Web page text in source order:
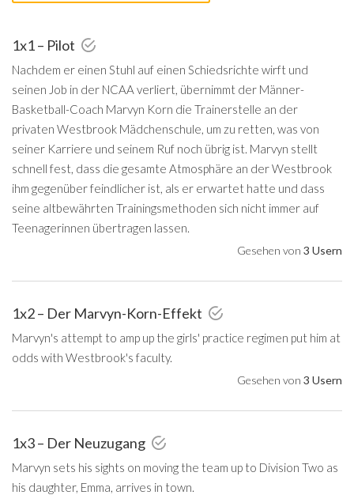
1x1 – Pilot
Nachdem er einen Stuhl auf einen Schiedsrichte wirft und
seinen Job in der NCAA verliert, übernimmt der Männer-
Basketball-Coach Marvyn Korn die Trainerstelle an der
privaten Westbrook Mädchenschule, um zu retten, was von
seiner Karriere und seinem Ruf noch übrig ist. Marvyn stellt
schnell fest, dass die gesamte Atmosphäre an der Westbrook
ihm gegenüber feindlicher ist, als er erwartet hatte und dass
seine altbewährten Trainingsmethoden sich nicht immer auf
Teenagerinnen übertragen lassen.
Gesehen von 3 Usern
1x2 – Der Marvyn-Korn-Effekt
Marvyn's attempt to amp up the girls' practice regimen put him at
odds with Westbrook's faculty.
Gesehen von 3 Usern
1x3 – Der Neuzugang
Marvyn sets his sights on moving the team up to Division Two as
his daughter, Emma, arrives in town.